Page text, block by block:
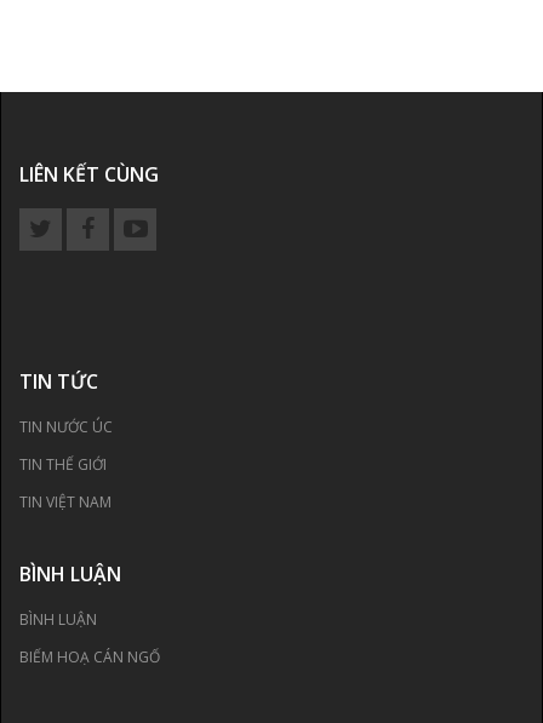
LIÊN KẾT CÙNG
TIN TỨC
TIN NƯỚC ÚC
TIN THẾ GIỚI
TIN VIỆT NAM
BÌNH LUẬN
BÌNH LUẬN
BIẾM HOẠ CÁN NGỐ